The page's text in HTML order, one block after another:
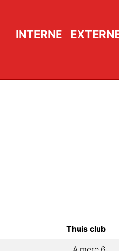
INTERNE
Thuis club